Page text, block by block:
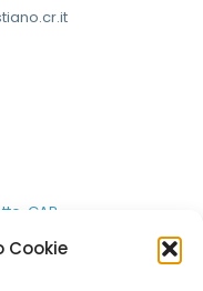
Cookie
GAP